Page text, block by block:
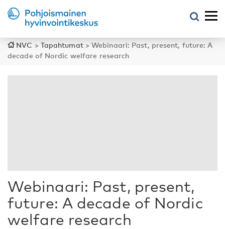
NVC > Tapahtumat>Webinaari: Past, present, future: A
decade of Nordic welfare research
Webinaari: Past, present,
future: A decade of Nordic
welfare research